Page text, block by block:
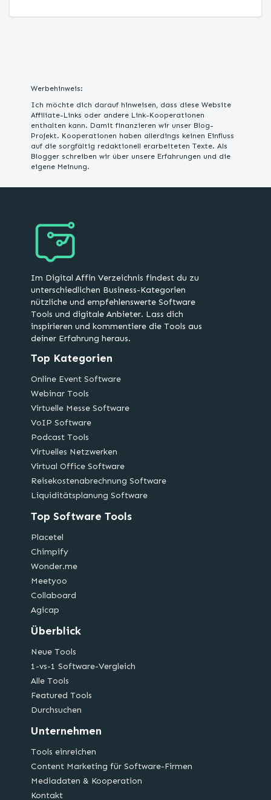
Werbehinweis:
Ich möchte dich darauf hinweisen, dass diese Website
Affiliate-Links oder andere Link-Kooperationen
enthalten kann. Damit finanzieren wir unser Blog-
Projekt. Kooperationen haben allerdings keinen Einfluss
auf die sorgfältig redaktionell erarbeiteten Texte. Als
Blogger schreiben wir über unsere Erfahrungen und die
eigene Meinung.
Im Digital Affin Verzeichnis findest du zu
unterschiedlichen Business-Kategorien
nützliche und empfehlenswerte Software
Tools und digitale Anbieter. Lass dich
inspirieren und kommentiere die Tools aus
deiner Erfahrung heraus.
Top Kategorien
Online Event Software
Webinar Tools
Virtuelle Messe Software
VoIP Software
Podcast Tools
Virtuelles Netzwerken
Virtual Office Software
Reisekostenabrechnung Software
Liquiditätsplanung Software
Top Software Tools
Placetel
Chimpify
Wonder.me
Meetyoo
Collaboard
Agicap
Überblick
Neue Tools
1-vs-1 Software-Vergleich
Alle Tools
Featured Tools
Durchsuchen
Unternehmen
Tools einreichen
Content Marketing für Software-Firmen
Mediadaten & Kooperation
Kontakt